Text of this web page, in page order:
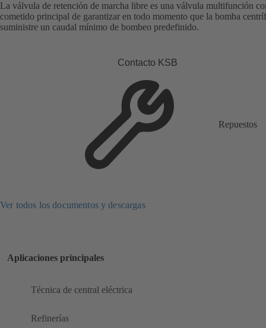
La válvula de retención de marcha libre es una válvula multifunción
cometido principal de garantizar en todo momento que la bomba
suministre un caudal mínimo de bombeo predefinido.
Contacto KSB
Repuestos
Ver todos los documentos y descargas
Aplicaciones principales
Técnica de central eléctrica
Refinerías